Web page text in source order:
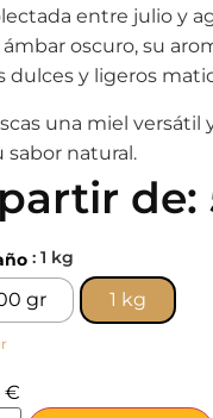
entre julio y
oscuro, su
dulces y ligeros
una miel
sabor natural.
de:
: 1 kg
gr 1 kg
€